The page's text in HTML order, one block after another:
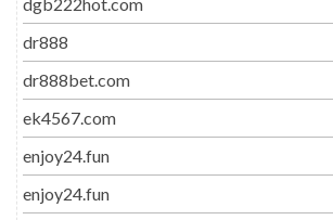
dr888
dr888bet.com
ek4567.com
enjoy24.fun
enjoy24.fun